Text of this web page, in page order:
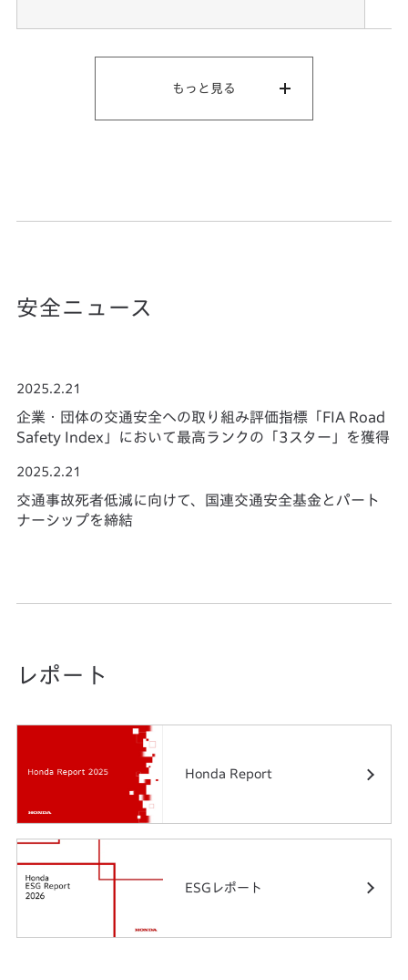
安全ニュース
2025.2.21
企業・団体の交通安全への取り組み評価指標「FIA Road
Safety Index」において最高ランクの「3スター」を獲得
2025.2.21
交通事故死者低減に向けて、国連交通安全基金とパート
ナーシップを締結
レポート
Honda Report
ESGレポート